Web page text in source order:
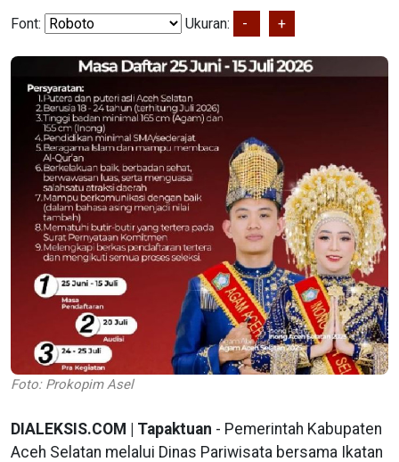
Font: Ukuran: - +
Foto: Prokopim Asel
DIALEKSIS.COM | Tapaktuan - Pemerintah Kabupaten
Aceh Selatan melalui Dinas Pariwisata bersama Ikatan